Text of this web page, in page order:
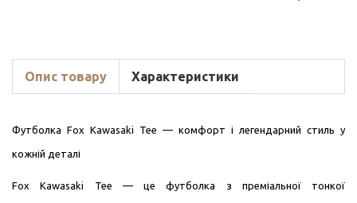
Опис товару Характеристики
Футболка Fox Kawasaki Tee — комфорт і легендарний стиль у
кожній деталі
Fox Kawasaki Tee — це футболка з преміальної тонкої